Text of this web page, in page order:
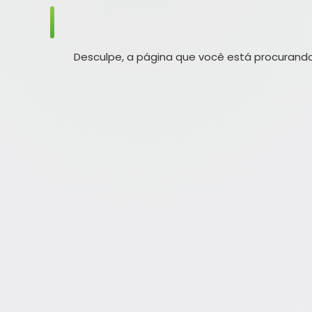
Desculpe, a página que você está